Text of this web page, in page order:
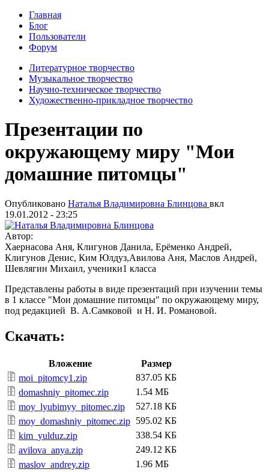
Главная
Блог
Пользователи
Форум
Литературное творчество
Музыкальное творчество
Научно-техническое творчество
Художественно-прикладное творчество
Презентации по
окружающему миру "Мои
домашние питомцы"
Опубликовано Наталья Владимировна Блинцова вкл
19.01.2012 - 23:25
Автор:
Хаернасова Аня, Клигунов Данила, Ерёменко Андрей,
Клигунов Денис, Ким Юлдуз,Авилова Аня, Маслов Андрей,
Шевлягин Михаил, ученики1 класса
Представлены работы в виде презентаций при изучении темы
в 1 классе "Мои домашние питомцы" по окружающему миру,
под редакцией В. А.Самковой и Н. И. Романовой.
Скачать:
Вложение
Размер
moi_pitomcy1.zip
837.05 КБ
domashniy_pitomec.zip
1.54 МБ
moy_lyubimyy_pitomec.zip
527.18 КБ
moy_domashniy_pitomec.zip 595.02 КБ
kim_yulduz.zip
338.54 КБ
avilova_anya.zip
249.12 КБ
maslov_andrey.zip
1.96 МБ